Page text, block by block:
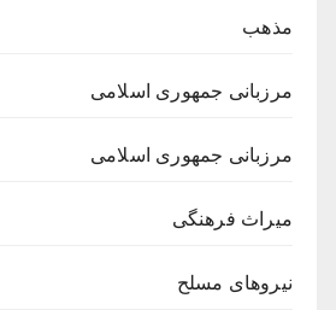
مذهب
مرزبانی جمهوری اسلامی
مرزبانی جمهوری اسلامی
میراث فرهنگی
نیروهای مسلح